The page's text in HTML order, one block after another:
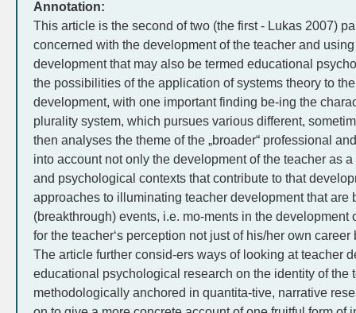
Annotation:
This article is the second of two (the first - Lukas 2007)
concerned with the development of the teacher and
development that may also be termed educational
the possibilities of the application of systems theory to
development, with one important finding be-ing the
plurality system, which pursues various different,
then analyses the theme of the „broader“ professional
into account not only the development of the teacher as
and psychological contexts that contribute to that
approaches to illuminating teacher development that are
(breakthrough) events, i.e. mo-ments in the development
for the teacher‘s perception not just of his/her own
The article further consid-ers ways of looking at teacher
educational psychological research on the identity of the
methodologically anchored in quantita-tive, narrative